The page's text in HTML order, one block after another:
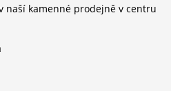
naší kamenné prodejně v centru